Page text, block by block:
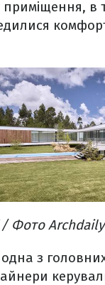
приміщення, в
/ Фото Archdaily
з